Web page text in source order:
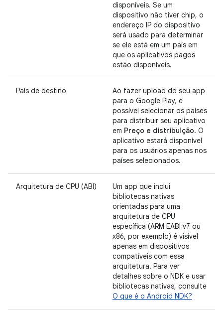
disponíveis. Se um
dispositivo não tiver chip, o
endereço IP do dispositivo
será usado para determinar
se ele está em um país em
que os aplicativos pagos
estão disponíveis.
País de destino
Ao fazer upload do seu app
para o Google Play, é
possível selecionar os países
para distribuir seu aplicativo
em Preço e distribuição. O
aplicativo estará disponível
para os usuários apenas nos
países selecionados.
Arquitetura de CPU (ABI)
Um app que inclui
bibliotecas nativas
orientadas para uma
arquitetura de CPU
específica (ARM EABI v7 ou
x86, por exemplo) é visível
apenas em dispositivos
compatíveis com essa
arquitetura. Para ver
detalhes sobre o NDK e usar
bibliotecas nativas, consulte
O que é o Android NDK?